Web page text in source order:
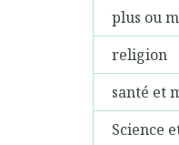
plus ou
religion
santé et
Science